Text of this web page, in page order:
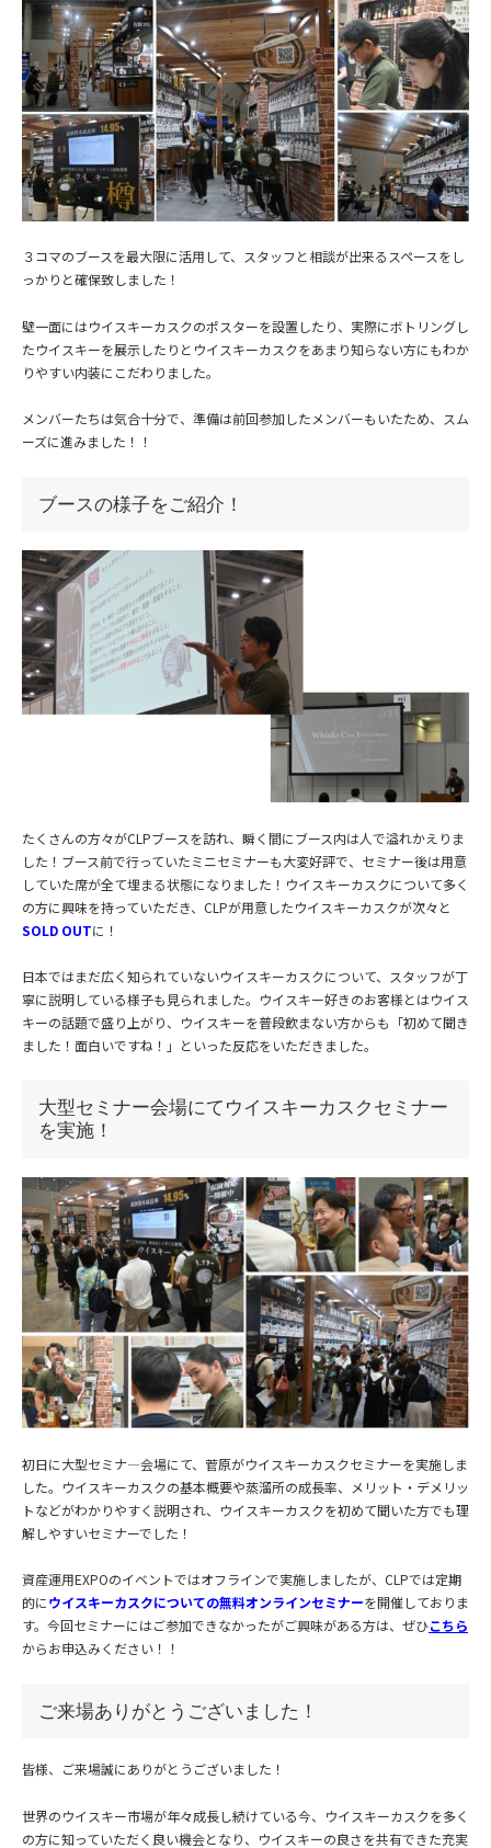
３コマのブースを最大限に活用して、スタッフと相談が出来るスペースをし
っかりと確保致しました！
壁一面にはウイスキーカスクのポスターを設置したり、実際にボトリングし
たウイスキーを展示したりとウイスキーカスクをあまり知らない方にもわか
りやすい内装にこだわりました。
メンバーたちは気合十分で、準備は前回参加したメンバーもいたため、スム
ーズに進みました！！
ブースの様子をご紹介！
たくさんの方々がCLPブースを訪れ、瞬く間にブース内は人で溢れかえりま
した！ブース前で行っていたミニセミナーも大変好評で、セミナー後は用意
していた席が全て埋まる状態になりました！ウイスキーカスクについて多く
の方に興味を持っていただき、CLPが用意したウイスキーカスクが次々と
SOLD OUTに！
日本ではまだ広く知られていないウイスキーカスクについて、スタッフが丁
寧に説明している様子も見られました。ウイスキー好きのお客様とはウイス
キーの話題で盛り上がり、ウイスキーを普段飲まない方からも「初めて聞き
ました！面白いですね！」といった反応をいただきました。
大型セミナー会場にてウイスキーカスクセミナー
を実施！
初日に大型セミナ―会場にて、菅原がウイスキーカスクセミナーを実施しま
した。ウイスキーカスクの基本概要や蒸溜所の成長率、メリット・デメリッ
トなどがわかりやすく説明され、ウイスキーカスクを初めて聞いた方でも理
解しやすいセミナーでした！
資産運用EXPOのイベントではオフラインで実施しましたが、CLPでは定期
的にウイスキーカスクについての無料オンラインセミナーを開催しておりま
す。今回セミナーにはご参加できなかったがご興味がある方は、ぜひこちら
からお申込みください！！
ご来場ありがとうございました！
皆様、ご来場誠にありがとうございました！
世界のウイスキー市場が年々成長し続けている今、ウイスキーカスクを多く
の方に知っていただく良い機会となり、ウイスキーの良さを共有できた充実